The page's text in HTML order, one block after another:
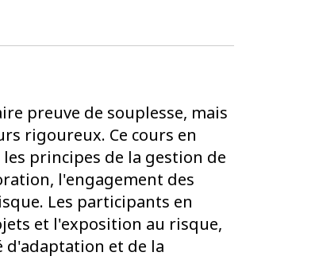
preuve de souplesse, mais
rigoureux. Ce cours en
principes de la gestion de
l'engagement des
Les participants en
et l'exposition au risque,
et de la